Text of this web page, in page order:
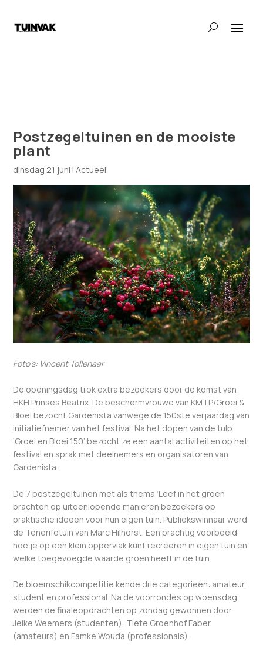
Postzegeltuinen en de mooiste
plant
dinsdag 21 juni |Actueel
Foto’s: Vincent Tollenaar
De openingsdag trok extra bezoekers door de komst van
HKH Prinses Beatrix. De beschermvrouwe van KMTP/Groei &
Bloei bezocht Gardenista vanwege de 150ste verjaardag van
initiatiefnemer van het festival. Na het dopen van de tulp
‘Groei en Bloei 150’ bezocht ze een aantal activiteiten op het
festival en sprak met deelnemers en organisatoren van
Gardenista.
De 7 postzegeltuinen met als thema ‘Leef in het groen’
brachten op uiteenlopende manieren bezoekers op
praktische ideeën voor hun eigen tuin. Publiekswinnaar werd
de Tenerifetuin van Marc Hilhorst. Een prachtig voorbeeld
hoe je op een klein oppervlak kunt recreëren in eigen tuin en
welke toegevoegde waarde groen heeft in de tuin.
De bloemschikcompetitie kende drie categorieën: amateur,
student en professional. Na de voorrondes op woensdag
werden de finaleopdrachten op zondag gewonnen door
Jelke Weemers (studenten), Tiete Groenhof Faber
(amateurs) en Famke Wouda (professionals).